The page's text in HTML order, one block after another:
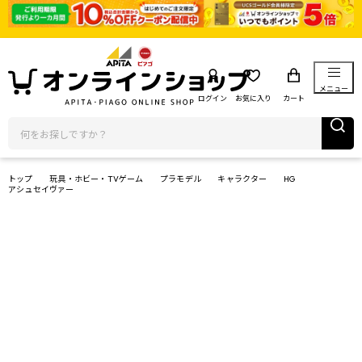
ログイン お気に入り カート
メニュー
トップ 玩具・ホビー・TVゲーム プラモデル キャラクター
HG
アシュセイヴァー